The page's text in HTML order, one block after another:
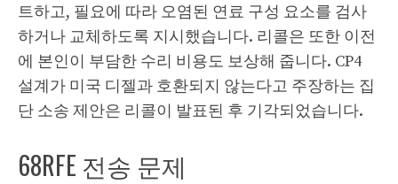
트하고, 필요에 따라 오염된 연료 구성 요소를 검사
하거나 교체하도록 지시했습니다. 리콜은 또한 이전
에 본인이 부담한 수리 비용도 보상해 줍니다. CP4
설계가 미국 디젤과 호환되지 않는다고 주장하는 집
단 소송 제안은 리콜이 발표된 후 기각되었습니다.
68RFE 전송 문제